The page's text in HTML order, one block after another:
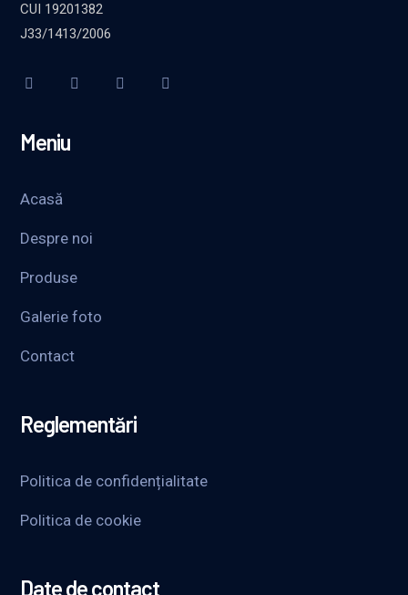
CUI 19201382
J33/1413/2006
Meniu
Acasă
Despre noi
Produse
Galerie foto
Contact
Reglementări
Politica de confidențialitate
Politica de cookie
Date de contact